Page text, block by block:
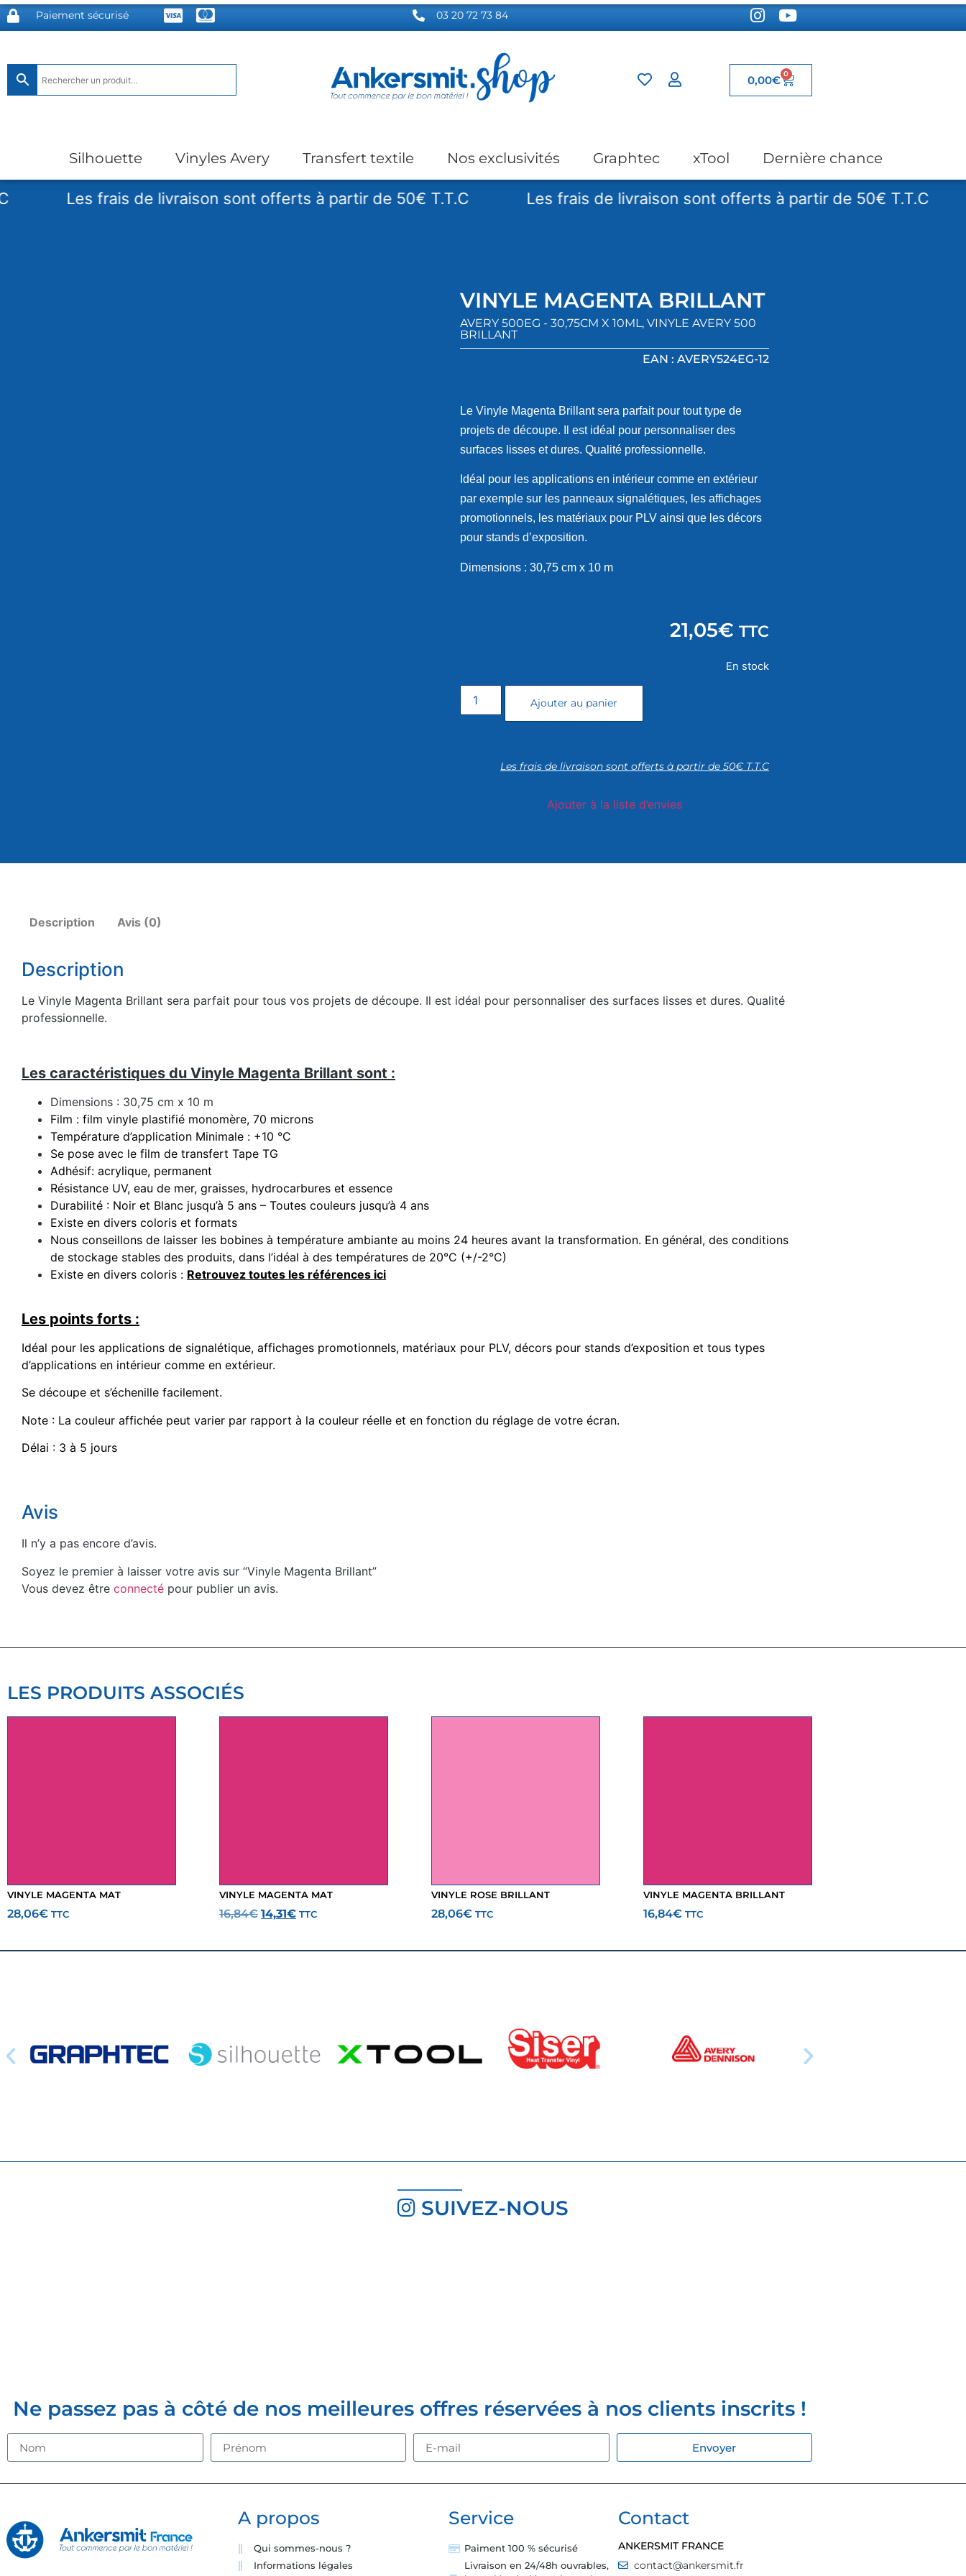
Paiement sécurisé 03 20 72 73 84
0,00€ 0
Silhouette Vinyles Avery Transfert textile Nos exclusivités Graphtec xTool Dernière chance
Les frais de livraison sont offerts à partir de 50€ T.T.C Les frais de livraison sont offerts à partir de 50€ T.T.C
VINYLE MAGENTA BRILLANT
AVERY 500EG - 30,75CM X 10ML , VINYLE AVERY 500
BRILLANT
EAN : AVERY524EG-12
Le Vinyle Magenta Brillant sera parfait pour tout type de
projets de découpe. Il est idéal pour personnaliser des
surfaces lisses et dures. Qualité professionnelle.
Idéal pour les applications en intérieur comme en extérieur
par exemple sur les panneaux signalétiques, les affichages
promotionnels, les matériaux pour PLV ainsi que les décors
pour stands d’exposition.
Dimensions : 30,75 cm x 10 m
21,05€ TTC
En stock
Ajouter au panier
Les frais de livraison sont offerts à partir de 50€ T.T.C
Ajouter à la liste d’envies
Description Avis (0)
Description
Le Vinyle Magenta Brillant sera parfait pour tous vos projets de découpe. Il est idéal pour personnaliser des surfaces lisses et dures. Qualité
professionnelle.
Les caractéristiques du Vinyle Magenta Brillant sont :
Dimensions : 30,75 cm x 10 m
Film : film vinyle plastifié monomère, 70 microns
Température d’application Minimale : +10 °C
Se pose avec le film de transfert Tape TG
Adhésif: acrylique, permanent
Résistance UV, eau de mer, graisses, hydrocarbures et essence
Durabilité : Noir et Blanc jusqu’à 5 ans – Toutes couleurs jusqu’à 4 ans
Existe en divers coloris et formats
Nous conseillons de laisser les bobines à température ambiante au moins 24 heures avant la transformation. En général, des conditions
de stockage stables des produits, dans l’idéal à des températures de 20°C (+/-2°C)
Existe en divers coloris : Retrouvez toutes les références ici
Les points forts :
Idéal pour les applications de signalétique, affichages promotionnels, matériaux pour PLV, décors pour stands d’exposition et tous types
d’applications en intérieur comme en extérieur.
Se découpe et s’échenille facilement.
Note : La couleur affichée peut varier par rapport à la couleur réelle et en fonction du réglage de votre écran.
Délai : 3 à 5 jours
Avis
Il n’y a pas encore d’avis.
Soyez le premier à laisser votre avis sur “Vinyle Magenta Brillant”
Vous devez être connecté pour publier un avis.
LES PRODUITS ASSOCIÉS
VINYLE MAGENTA MAT
28,06€ TTC
VINYLE MAGENTA MAT
16,84€ 14,31€ TTC
VINYLE ROSE BRILLANT
28,06€ TTC
VINYLE MAGENTA BRILLANT
16,84€ TTC
SUIVEZ-NOUS
Ne passez pas à côté de nos meilleures offres réservées à nos clients inscrits !
Envoyer
A propos
Qui sommes-nous ?
Informations légales
Service
Paiment 100 % sécurisé
Livraison en 24/48h ouvrables,
Contact
ANKERSMIT FRANCE
contact@ankersmit.fr